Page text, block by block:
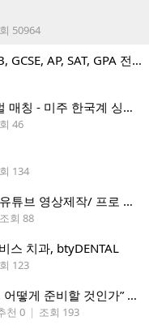
50964
문대 출신 강사진, 대치동 소재 INSPIRICA ACADEMY
주 한국계 싱글들 모이세요
46
134
웹사이트 제작/ 컴퓨터 문제해결/ 유튜브 영상제작/ 프로 사진촬영
조회 88
스 치과, btyDENTAL
123
[2026 연세 글로벌 포럼] “AI 시대, 어떻게 준비할 것인가” 8월 7-10일 벨뷰 개최
천 0 | 조회 193